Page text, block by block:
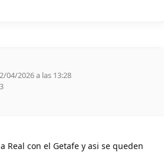
04/2026 a las 13:28
3
Real con el Getafe y asi se queden